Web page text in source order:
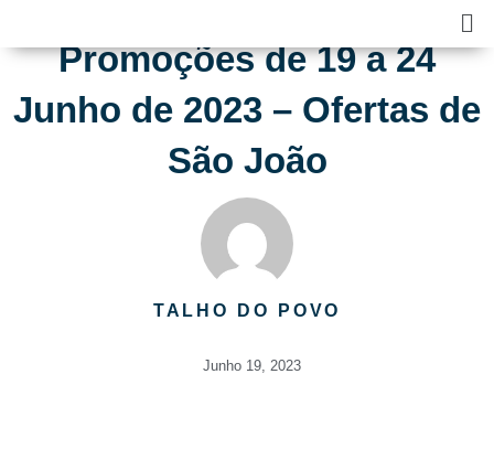
content Promoções de 19 a 24
Junho de 2023 – Ofertas de
São João
TALHO DO POVO
Junho 19, 2023